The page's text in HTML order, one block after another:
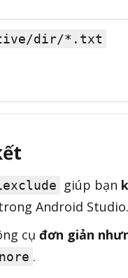
dir/*.txt
giúp bạn
Android Studio.
cụ đơn giản
.